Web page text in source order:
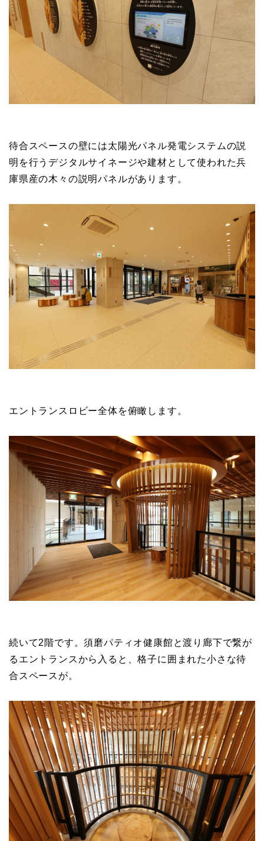
待合スペースの壁には太陽光パネル発電システムの説
明を行うデジタルサイネージや建材として使われた兵
庫県産の木々の説明パネルがあります。
エントランスロビー全体を俯瞰します。
続いて2階です。須磨パティオ健康館と渡り廊下で繋が
るエントランスから入ると、格子に囲まれた小さな待
合スペースが。